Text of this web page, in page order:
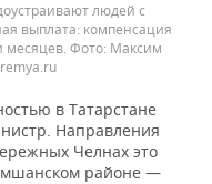
людей с
выплата: компенсация
месяцев.
Максим
в Татарстане
Направления
Челнах это
районе —